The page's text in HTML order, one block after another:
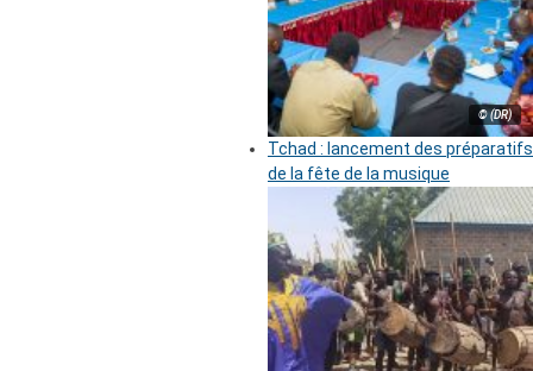
© (DR)
Tchad : lancement des préparatifs
de la fête de la musique